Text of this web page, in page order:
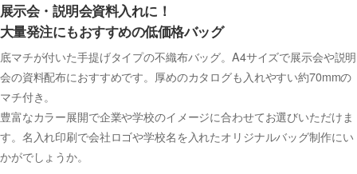
展示会・説明会資料入れに！
大量発注にもおすすめの低価格バッグ
底マチが付いた手提げタイプの不織布バッグ。A4サイズで展示会や説明
会の資料配布におすすめです。厚めのカタログも入れやすい約70mmの
マチ付き。
豊富なカラー展開で企業や学校のイメージに合わせてお選びいただけま
す。名入れ印刷で会社ロゴや学校名を入れたオリジナルバッグ制作にい
かがでしょうか。